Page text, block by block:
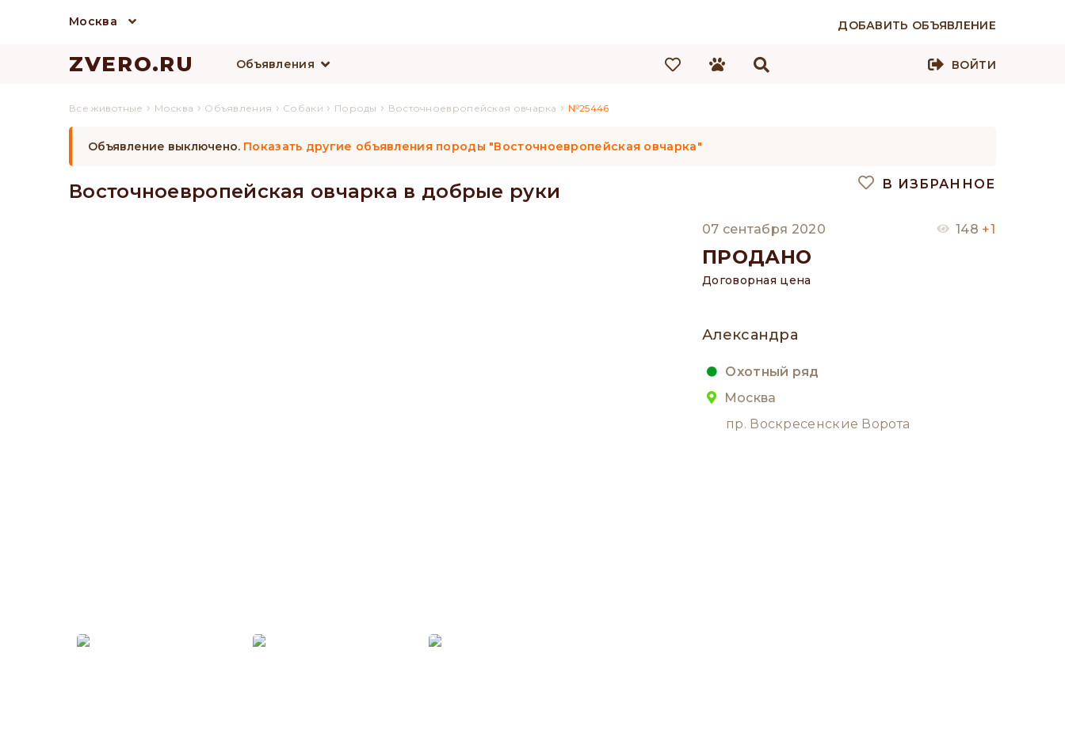
Москва ДОБАВИТЬ ОБЪЯВЛЕНИЕ
ZVERO.RU Объявления ВОЙТИ
Все животные › Москва › Объявления › Собаки › Породы › Восточноевропейская овчарка › №25446
Объявление выключено. Показать другие объявления породы "Восточноевропейская овчарка"
Восточноевропейская овчарка в добрые руки В ИЗБРАННОЕ
07 сентабря 2020 148 +1
ПРОДАНО
Договорная цена
Александра
Охотный ряд
Москва
пр. Воскресенские Ворота